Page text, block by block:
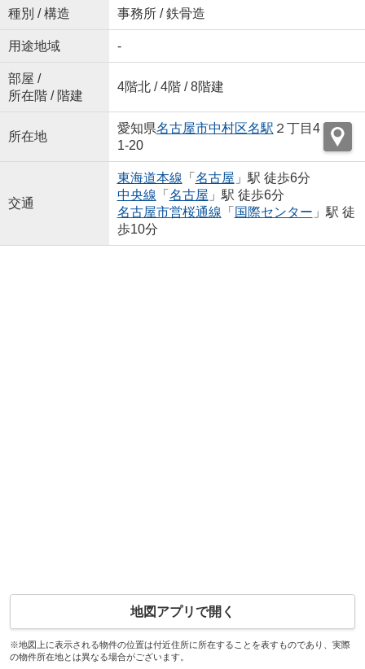
種別 / 構造 事務所 / 鉄骨造
用途地域 -
部屋 /
所在階 / 階建
4階北 / 4階 / 8階建
所在地
愛知県名古屋市中村区名駅 ２丁目4
1-20
交通
東海道本線 「 名古屋 」駅 徒歩6分
中央線 「 名古屋 」駅 徒歩6分
名古屋市営桜通線 「 国際センター 」駅 徒
歩10分
地図アプリで開く
※地図上に表示される物件の位置は付近住所に所在することを表すものであり、実際
の物件所在地とは異なる場合がございます。